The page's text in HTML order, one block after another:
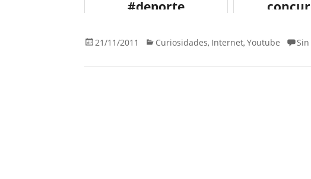
#deporte
21/11/2011 Curiosidades, Internet, Youtube